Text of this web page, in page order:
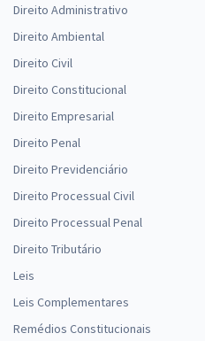
Direito Administrativo
Direito Ambiental
Direito Civil
Direito Constitucional
Direito Empresarial
Direito Penal
Direito Previdenciário
Direito Processual Civil
Direito Processual Penal
Direito Tributário
Leis
Leis Complementares
Remédios Constitucionais